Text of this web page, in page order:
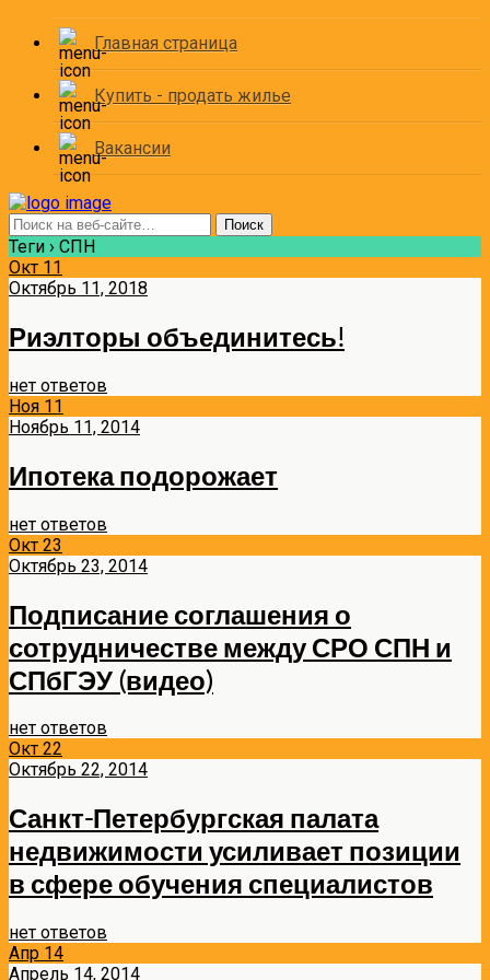
Главная страница
Купить - продать жилье
Вакансии
Теги › СПН
Окт 11
Октябрь 11, 2018
Риэлторы объединитесь!
нет ответов
Ноя 11
Ноябрь 11, 2014
Ипотека подорожает
нет ответов
Окт 23
Октябрь 23, 2014
Подписание соглашения о
сотрудничестве между СРО СПН и
СПбГЭУ (видео)
нет ответов
Окт 22
Октябрь 22, 2014
Санкт-Петербургская палата
недвижимости усиливает позиции
в сфере обучения специалистов
нет ответов
Апр 14
Апрель 14, 2014